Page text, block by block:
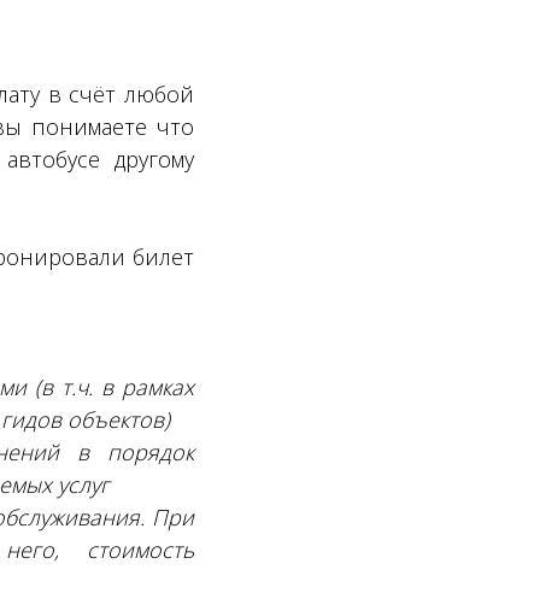
в счёт любой
понимаете что
другому
билет
(в т.ч. в рамках
объектов)
в порядок
услуг
При
стоимость